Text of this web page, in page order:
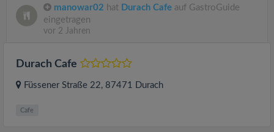
manowar02 hat Durach Cafe auf GastroGuide
eingetragen
vor 2 Jahren
Durach Cafe
Füssener Straße 22, 87471 Durach
Cafe